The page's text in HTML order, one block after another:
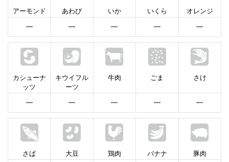
アーモンド
━
あわび
━
いか
━
いくら
━
オレンジ
━
カシューナ
ッツ
━
キウイフル
ーツ
━
牛肉
━
ごま
━
さけ
━
さば 大豆 鶏肉 バナナ 豚肉